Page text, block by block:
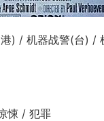
) / 机器战警(台) /
/ 犯罪